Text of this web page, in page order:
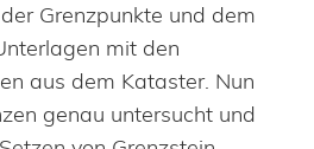
Grenzpunkte und dem
mit den
aus dem Kataster. Nun
genau untersucht und